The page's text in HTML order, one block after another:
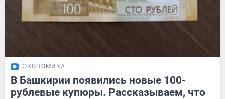
ЭКОНОМИКА
В Башкирии появились новые 100-
рублевые купюры. Рассказываем, что